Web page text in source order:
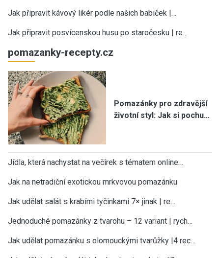
Jak připravit kávový likér podle našich babiček |…
Jak připravit posvícenskou husu po staročesku | re…
pomazanky-recepty.cz
Pomazánky pro zdravější
životní styl: Jak si pochu…
Jídla, která nachystat na večírek s tématem online…
Jak na netradiční exotickou mrkvovou pomazánku
Jak udělat salát s krabími tyčinkami 7× jinak | re…
Jednoduché pomazánky z tvarohu – 12 variant | rych…
Jak udělat pomazánku s olomouckými tvarůžky |4 rec…